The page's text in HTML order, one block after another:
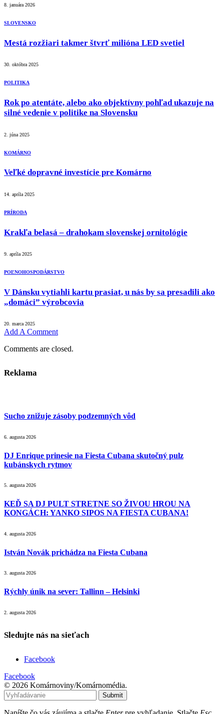
8. januára 2026
SLOVENSKO
Mestá rozžiari takmer štvrť milióna LED svetiel
30. októbra 2025
POLITIKA
Rok po atentáte, alebo ako objektívny pohľad ukazuje na
silné vedenie v politike na Slovensku
2. júna 2025
KOMÁRNO
Veľké dopravné investície pre Komárno
14. apríla 2025
PRÍRODA
Krakľa belasá – drahokam slovenskej ornitológie
9. apríla 2025
POĽNOHOSPODÁRSTVO
V Dánsku vytiahli kartu prasiat, u nás by sa presadili ako
„domáci” výrobcovia
20. marca 2025
Add A Comment
Comments are closed.
Reklama
Sucho znižuje zásoby podzemných vôd
6. augusta 2026
DJ Enrique prinesie na Fiesta Cubana skutočný pulz
kubánskych rytmov
5. augusta 2026
KEĎ SA DJ PULT STRETNE SO ŽIVOU HROU NA
KONGÁCH: YANKO SIPOS NA FIESTA CUBANA!
4. augusta 2026
István Novák prichádza na Fiesta Cubana
3. augusta 2026
Rýchly únik na sever: Tallinn – Helsinki
2. augusta 2026
Sledujte nás na sieťach
Facebook
Facebook
© 2026 Komárnoviny/Komárnomédia.
Submit